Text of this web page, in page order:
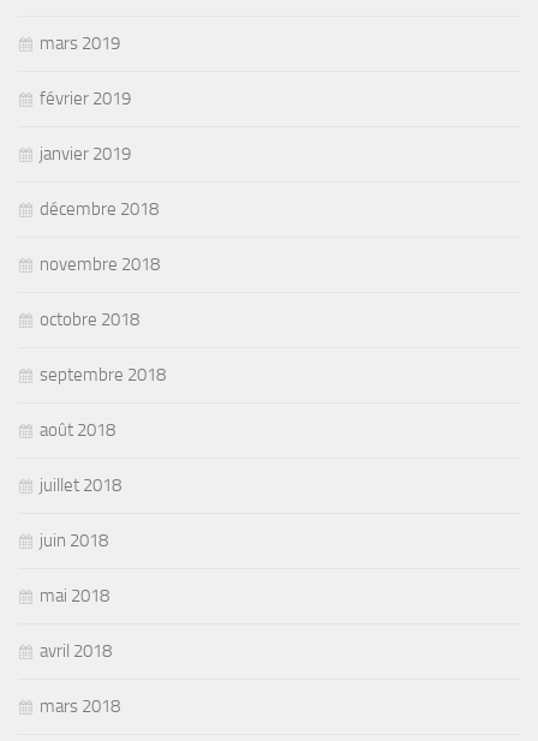
mars 2019
février 2019
janvier 2019
décembre 2018
novembre 2018
octobre 2018
septembre 2018
août 2018
juillet 2018
juin 2018
mai 2018
avril 2018
mars 2018